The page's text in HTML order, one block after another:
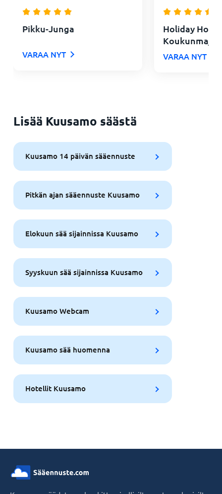
Pikku-Junga
VARAA NYT
Holiday Home
Koukunmaja
VARAA NYT
Lisää Kuusamo säästä
Kuusamo 14 päivän sääennuste
Pitkän ajan sääennuste Kuusamo
Elokuun sää sijainnissa Kuusamo
Syyskuun sää sijainnissa Kuusamo
Kuusamo Webcam
Kuusamo sää huomenna
Hotellit Kuusamo